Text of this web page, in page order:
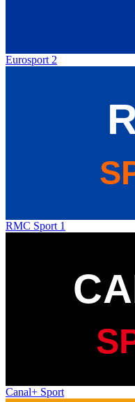
Eurosport 2
RMC Sport 1
Canal+ Sport